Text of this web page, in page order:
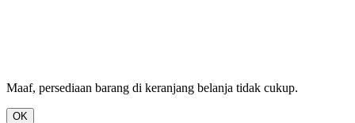
Maaf, persediaan barang di keranjang belanja tidak cukup.
OK